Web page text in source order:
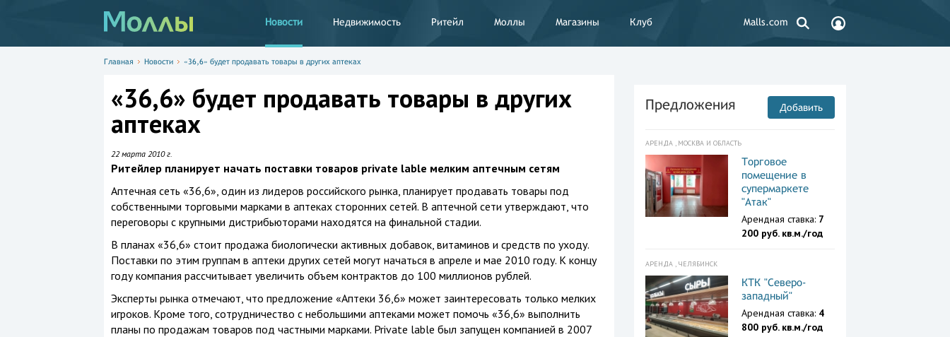
Новости Недвижимость Ритейл Моллы Магазины Клуб Malls.com
Главная Новости «36,6» будет продавать товары в других аптеках
«36,6» будет продавать товары в других
аптеках
22 марта 2010 г.
Ритейлер планирует начать поставки товаров private lable мелким аптечным сетям
Аптечная сеть «36,6», один из лидеров российского рынка, планирует продавать товары под
собственными торговыми марками в аптеках сторонних сетей. В аптечной сети утверждают, что
переговоры с крупными дистрибьюторами находятся на финальной стадии.
В планах «36,6» стоит продажа биологически активных добавок, витаминов и средств по уходу.
Поставки по этим группам в аптеки других сетей могут начаться в апреле и мае 2010 году. К концу
году компания рассчитывает увеличить объем контрактов до 100 миллионов рублей.
Эксперты рынка отмечают, что предложение «Аптеки 36,6» может заинтересовать только мелких
игроков. Кроме того, сотрудничество с небольшими аптеками может помочь «36,6» выполнить
планы по продажам товаров под частными марками. Private lable был запущен компанией в 2007
Предложения Добавить
АРЕНДА , МОСКВА И ОБЛАСТЬ
Торговое
помещение в
супермаркете
"Атак"
Арендная ставка: 7
200 руб. кв.м./год
АРЕНДА , ЧЕЛЯБИНСК
КТК "Северо-
западный"
Арендная ставка: 4
800 руб. кв.м./год